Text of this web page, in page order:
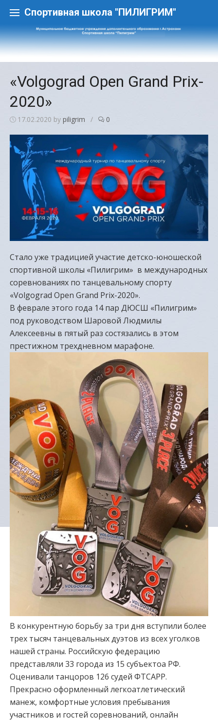
content
Спортивная школа "ПИЛИГРИМ"
«Volgograd Open Grand Prix-
2020»
17.02.2020 by piligrim / 0
Стало уже традицией участие детско-юношеской
спортивной школы «Пилигрим» в международных
соревнованиях по танцевальному спорту
«Volgograd Open Grand Prix-2020».
В феврале этого года 14 пар ДЮСШ «Пилигрим»
под руководством Шаровой Людмилы
Алексеевны в пятый раз состязались в этом
престижном трехдневном марафоне.
В конкурентную борьбу за три дня вступили более
трех тысяч танцевальных дуэтов из всех уголков
нашей страны. Российскую федерацию
представляли 33 города из 15 субъектоа РФ.
Оценивали танцоров 126 судей ФТСАРР.
Прекрасно оформленный легкоатлетический
манеж, комфортные условия пребывания
участников и гостей соревнований, онлайн